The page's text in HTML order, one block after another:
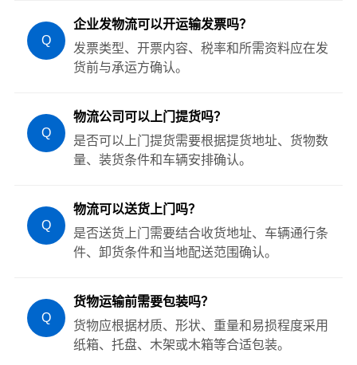
Q
企业发物流可以开运输发票吗？
发票类型、开票内容、税率和所需资料应在发
货前与承运方确认。
Q
物流公司可以上门提货吗？
是否可以上门提货需要根据提货地址、货物数
量、装货条件和车辆安排确认。
Q
物流可以送货上门吗？
是否送货上门需要结合收货地址、车辆通行条
件、卸货条件和当地配送范围确认。
Q
货物运输前需要包装吗？
货物应根据材质、形状、重量和易损程度采用
纸箱、托盘、木架或木箱等合适包装。